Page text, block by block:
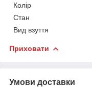
Колір
Стан
Вид взуття
Приховати
Умови доставки